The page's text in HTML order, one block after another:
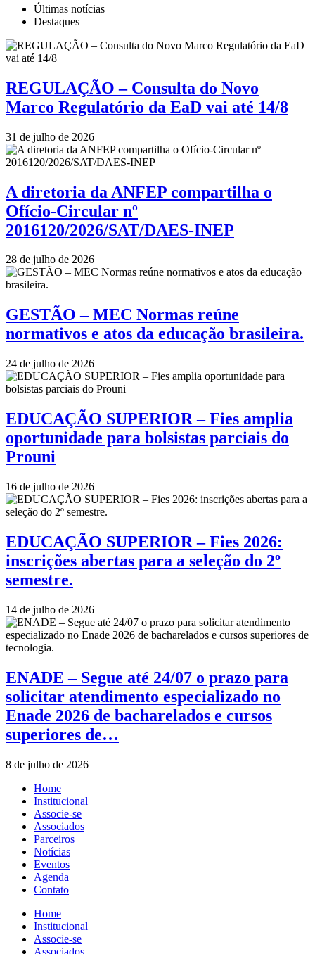
Últimas notícias
Destaques
REGULAÇÃO – Consulta do Novo
Marco Regulatório da EaD vai até 14/8
31 de julho de 2026
A diretoria da ANFEP compartilha o
Ofício-Circular nº
2016120/2026/SAT/DAES-INEP
28 de julho de 2026
GESTÃO – MEC Normas reúne
normativos e atos da educação brasileira.
24 de julho de 2026
EDUCAÇÃO SUPERIOR – Fies amplia
oportunidade para bolsistas parciais do
Prouni
16 de julho de 2026
EDUCAÇÃO SUPERIOR – Fies 2026:
inscrições abertas para a seleção do 2º
semestre.
14 de julho de 2026
ENADE – Segue até 24/07 o prazo para
solicitar atendimento especializado no
Enade 2026 de bacharelados e cursos
superiores de…
8 de julho de 2026
Home
Institucional
Associe-se
Associados
Parceiros
Notícias
Eventos
Agenda
Contato
Home
Institucional
Associe-se
Associados